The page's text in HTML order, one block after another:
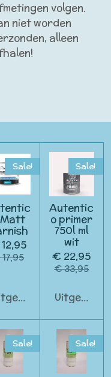
volgen.
niet worden
alleen
Sale! Sale!
Autentic
o primer
750l ml
wit
€ 22,95
€ 33,95
Sale! Sale!